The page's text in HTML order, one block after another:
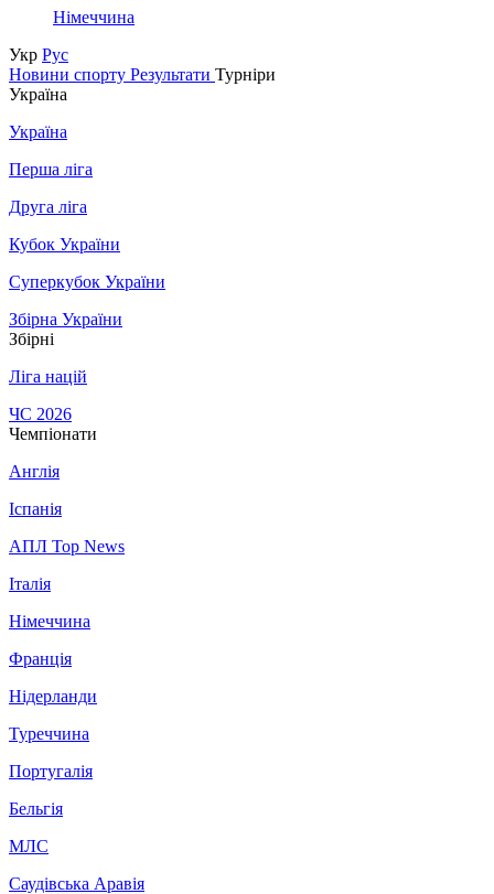
Німеччина
Укр Рус
Новини спорту Результати Турніри
Україна
Україна
Перша ліга
Друга ліга
Кубок України
Суперкубок України
Збірна України
Збірні
Ліга націй
ЧС 2026
Чемпіонати
Англія
Іспанія
АПЛ Top News
Італія
Німеччина
Франція
Нідерланди
Туреччина
Португалія
Бельгія
МЛС
Саудівська Аравія